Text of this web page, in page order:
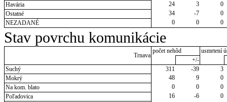
Havária
24 3
0
Ostatné
34 -7
0
NEZADANÉ
0 0 0
Stav povrchu komunikácie
Trnava
počet nehôd
usmrtení
+/-
Suchý
311 -39
3
Mokrý
48 9
0
Na kom. blato
0 0
0
Poľadovica
16 -6
0